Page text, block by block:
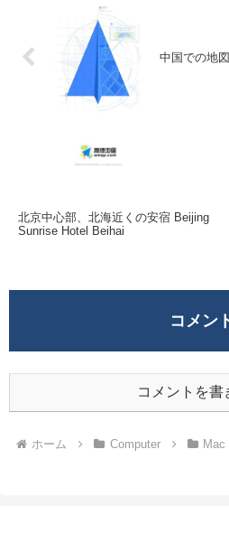
中国での地
北京中心部、北海近くの安宿 Beijing
Sunrise Hotel Beihai
コメン
コメントを書
ホーム Computer Mac